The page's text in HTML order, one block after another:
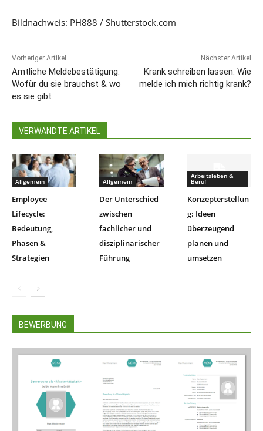
Bildnachweis: PH888 / Shutterstock.com
Vorheriger Artikel
Amtliche Meldebestätigung:
Wofür du sie brauchst & wo
es sie gibt
Nächster Artikel
Krank schreiben lassen: Wie
melde ich mich richtig krank?
VERWANDTE ARTIKEL
Allgemein
Employee
Lifecycle:
Bedeutung,
Phasen &
Strategien
Allgemein
Der Unterschied
zwischen
fachlicher und
disziplinarischer
Führung
Arbeitsleben &
Beruf
Konzepterstellun
g: Ideen
überzeugend
planen und
umsetzen
BEWERBUNG